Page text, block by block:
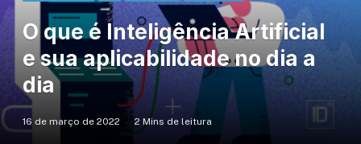
O que é Inteligência Artificial
e sua aplicabilidade no dia a
dia
16 de março de 2022 2 Mins de leitura